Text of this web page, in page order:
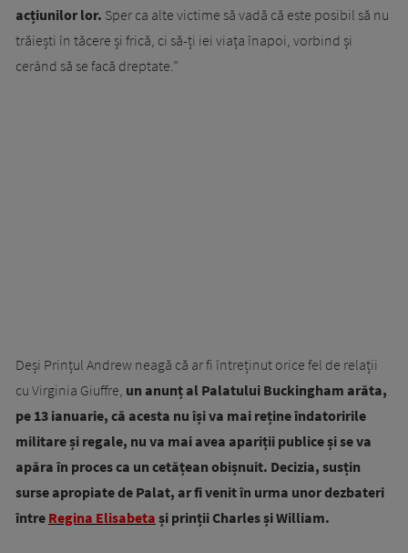
acțiunilor lor. Sper ca alte victime să vadă că este posibil să nu
trăiești în tăcere și frică, ci să-ți iei viața înapoi, vorbind și
cerând să se facă dreptate.”
Deși Prințul Andrew neagă că ar fi întreținut orice fel de relații
cu Virginia Giuffre, un anunț al Palatului Buckingham arăta,
pe 13 ianuarie, că acesta nu își va mai reține îndatoririle
militare și regale, nu va mai avea apariții publice și se va
apăra în proces ca un cetățean obișnuit. Decizia, susțin
surse apropiate de Palat, ar fi venit în urma unor dezbateri
între Regina Elisabeta și prinții Charles și William.